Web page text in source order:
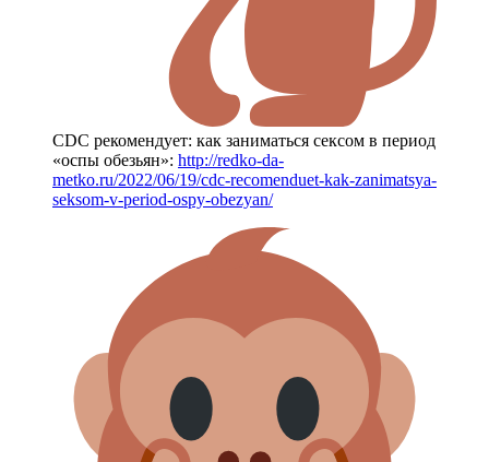
CDC рекомендует: как заниматься сексом в период
«оспы обезьян»: http://redko-da-
metko.ru/2022/06/19/cdc-recomenduet-kak-zanimatsya-
seksom-v-period-ospy-obezyan/